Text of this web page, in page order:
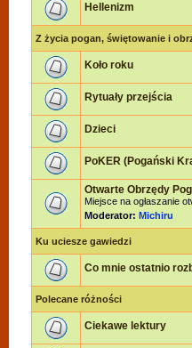
Hellenizm
Z życia pogan, świętowanie i
Koło roku
Rytuały przejścia
Dzieci
PoKER (Pogański
Otwarte Obrzędy
Miejsce na ogłaszanie
Moderator: Michiru
Ku uciesze gawiedzi
Co mnie ostatnio
Polecane różności
Ciekawe lektury